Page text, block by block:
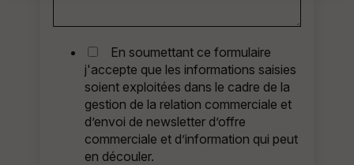
En soumettant ce formulaire
j'accepte que les informations saisies
soient exploitées dans le cadre de la
gestion de la relation commerciale et
d’envoi de newsletter d’offre
commerciale et d’information qui peut
en découler.